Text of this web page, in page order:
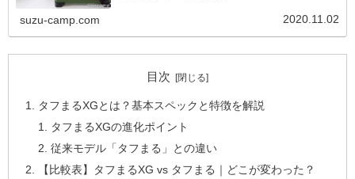
suzu-camp.com 2020.11.02
目次
タフまるXGとは？基本スペックと特徴を解説
タフまるXGの進化ポイント
従来モデル「タフまる」との違い
【比較表】タフまるXG vs タフまる｜どこが変わった？